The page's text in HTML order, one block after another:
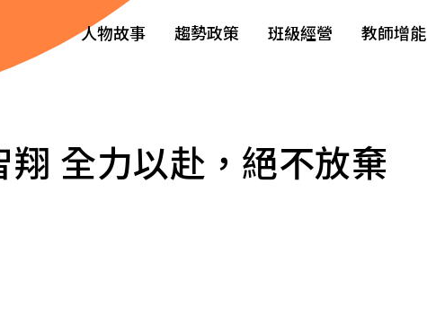
人物故事 趨勢政策 班級經營 教師增能
全力以赴，絕不放棄